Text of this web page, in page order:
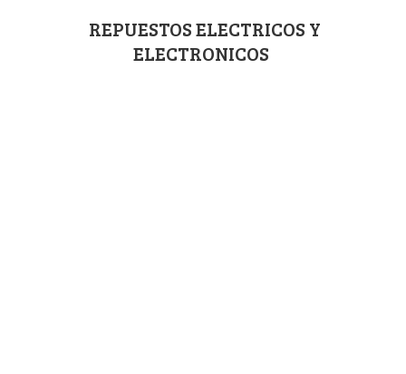
REPUESTOS ELECTRICOS Y
ELECTRONICOS